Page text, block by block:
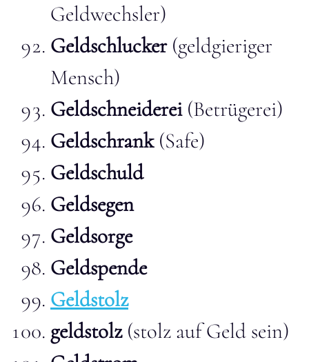
Geldwechsler)
Geldschlucker(geldgieriger
Mensch)
Geldschneiderei(Betrügerei)
Geldschrank(Safe)
Geldschuld
Geldsegen
Geldsorge
Geldspende
Geldstolz
geldstolz(stolz auf Geld sein)